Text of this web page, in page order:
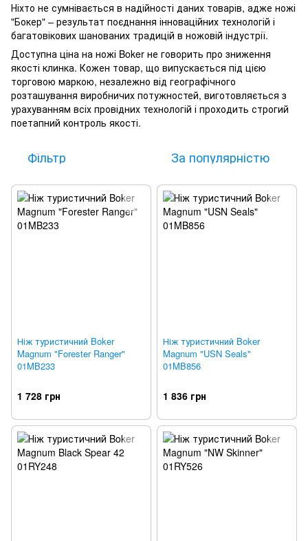
Ніхто не сумнівається в надійності даних товарів, адже ножі
"Бокер" – результат поєднання інноваційних технологій і
багатовікових шанованих традицій в ножовій індустрії.
Доступна ціна на ножі Boker не говорить про зниження
якості клинка. Кожен товар, що випускається під цією
торговою маркою, незалежно від географічного
розташування виробничих потужностей, виготовляється з
урахуванням всіх провідних технологій і проходить строгий
поетапний контроль якості.
Фільтр За популярністю
Ніж туристичний Boker
Magnum "Forester Ranger"
01MB233
1 728 грн
Ніж туристичний Boker
Magnum "USN Seals"
01MB856
1 836 грн